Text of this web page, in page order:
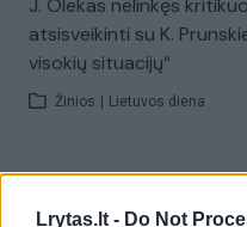
Lrytas.lt - Do Not
J. Olekas nelinkęs
atsisveikinti su K.
visokių situacijų“
Žinios Lietuvos diena
Mindaugas Sinkevičius?